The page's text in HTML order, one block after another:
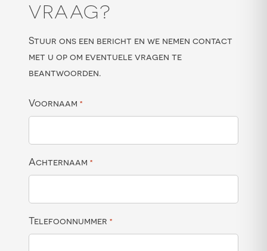
VRAAG?
Stuur ons een bericht en we nemen contact
met u op om eventuele vragen te
beantwoorden.
Voornaam *
Achternaam *
Telefoonnummer *